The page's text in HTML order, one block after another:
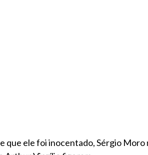
que ele foi inocentado, Sérgio Moro